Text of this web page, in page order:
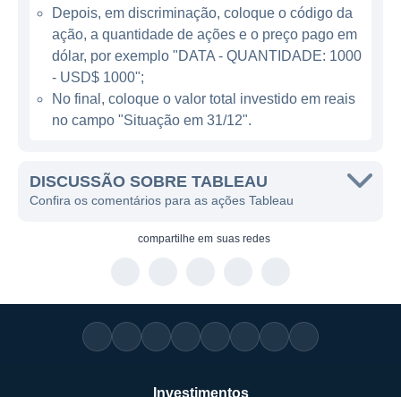
MODELO DE NEGÓCIO E LINHAS DE
ATUAÇÃO
A Tableau gera receitas principalmente por
meio da venda de licenças de software,
Desktop, que permite aos usuários criar
gráficos e dashboards interativos; Tableau
Server, que possibilita a colaboração em
que buscam facilidade de acesso e
compartilhamento de dashboards.
Depois, em discriminação, coloque o código da
ação, a quantidade de ações e o preço pago em
dólar, por exemplo "DATA - QUANTIDADE: 1000
- USD$ 1000";
No final, coloque o valor total investido em reais
no campo "Situação em 31/12".
DISCUSSÃO SOBRE TABLEAU
Confira os comentários para as ações Tableau
compartilhe em suas redes
Investimentos